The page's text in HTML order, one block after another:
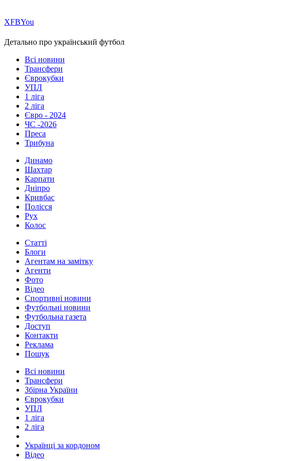
ХFBYou
Детально про український футбол
Всі новини
Трансфери
Єврокубки
УПЛ
1 ліга
2 ліга
Євро - 2024
ЧС -2026
Преса
Трибуна
Динамо
Шахтар
Карпати
Дніпро
Кривбас
Полісся
Рух
Колос
Статті
Блоги
Агентам на замітку
Агенти
Фото
Відео
Спортивні новини
Футбольні новини
Футбольна газета
Доступ
Контакти
Реклама
Пошук
Всі новини
Трансфери
Збірна України
Єврокубки
УПЛ
1 ліга
2 ліга
Українці за кордоном
Відео